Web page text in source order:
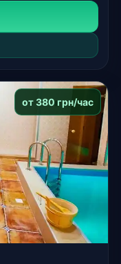
от 380 грн/час